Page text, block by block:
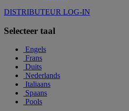
DISTRIBUTEUR LOG-IN
Selecteer taal
Engels
Frans
Duits
Nederlands
Italiaans
Spaans
Pools